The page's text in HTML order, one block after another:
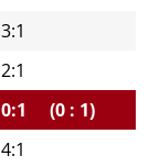
3:1
2:1
0:1
(0 : 1)
4:1